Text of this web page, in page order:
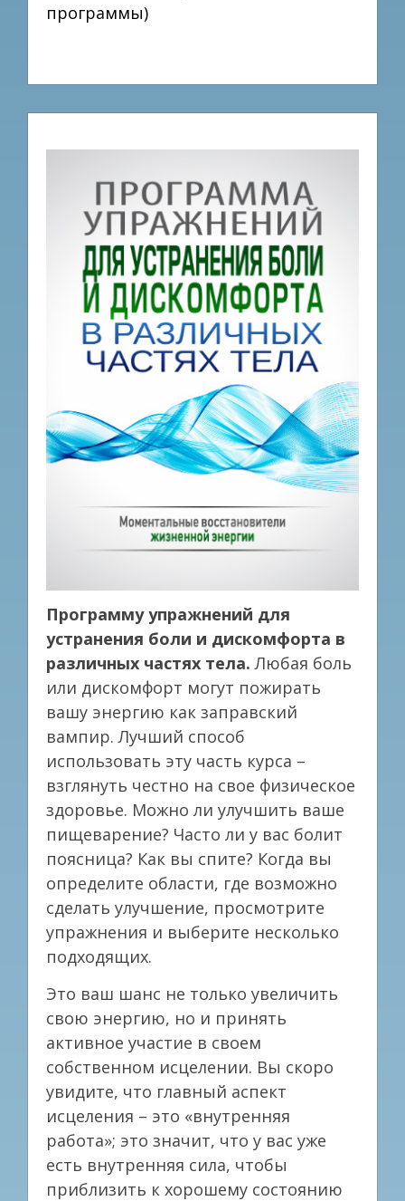
программы)
Программу упражнений для
устранения боли и дискомфорта в
различных частях тела.Любая боль
или дискомфорт могут пожирать
вашу энергию как заправский
вампир. Лучший способ
использовать эту часть курса –
взглянуть честно на свое физическое
здоровье. Можно ли улучшить ваше
пищеварение? Часто ли у вас болит
поясница? Как вы спите? Когда вы
определите области, где возможно
сделать улучшение, просмотрите
упражнения и выберите несколько
подходящих.
Это ваш шанс не только увеличить
свою энергию, но и принять
активное участие в своем
собственном исцелении. Вы скоро
увидите, что главный аспект
исцеления – это «внутренняя
работа»; это значит, что у вас уже
есть внутренняя сила, чтобы
приблизить к хорошему состоянию